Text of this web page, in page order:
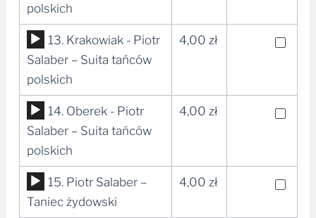
dźwiękowych
polskich
Odtwarzacz
plików
dźwiękowych
13. Krakowiak - Piotr
Salaber – Suita tańców
polskich
4,00 zł
Odtwarzacz
plików
dźwiękowych
14. Oberek - Piotr
Salaber – Suita tańców
polskich
4,00 zł
Odtwarzacz
plików
15. Piotr Salaber –
Taniec żydowski
4,00 zł